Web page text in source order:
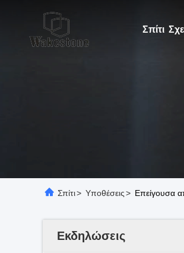
Σπίτι
Σπίτι> Υποθέσεις> Επείγουσα
Εκδηλώσεις